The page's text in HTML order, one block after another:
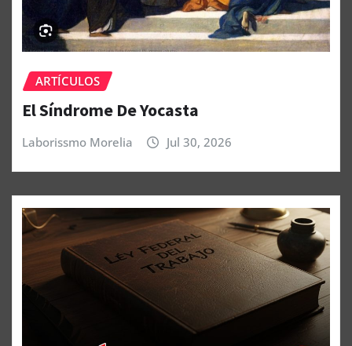
ARTÍCULOS
El Síndrome De Yocasta
Laborissmo Morelia Jul 30, 2026